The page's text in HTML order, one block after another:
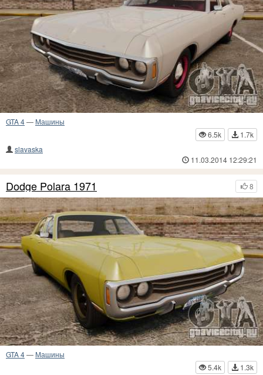
GTA 4— Машины
6.5k
1.7k
slavaska
11.03.2014 12:29:21
8
Dodge Polara 1971
GTA 4— Машины
5.4k
1.3k